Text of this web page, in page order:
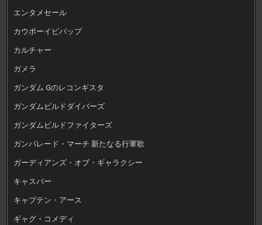
エンタメセール
カウボーイビバップ
カルチャー
ガメラ
ガンダム Gのレコンギスタ
ガンダムビルドダイバーズ
ガンダムビルドファイターズ
ガンパレード・マーチ 新たなる行軍歌
ガーディアンズ・オブ・ギャラクシー
キャスパー
キャプテン・アース
ギャグ・コメディ